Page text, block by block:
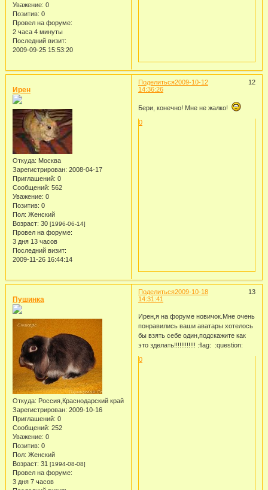
Уважение: 0
Позитив: 0
Провел на форуме:
2 часа 4 минуты
Последний визит:
2009-09-25 15:53:20
Поделиться 12
2009-10-12
14:36:26
Ирен
Откуда: Москва
Зарегистрирован: 2008-04-17
Приглашений: 0
Сообщений: 562
Уважение: 0
Позитив: 0
Пол: Женский
Возраст: 30 [1996-06-14]
Провел на форуме:
3 дня 13 часов
Последний визит:
2009-11-26 16:44:14
Бери, конечно! Мне не жалко!
0
Поделиться 13
2009-10-18
14:31:41
Пушинка
Откуда: Россия,Краснодарский край
Зарегистрирован: 2009-10-16
Приглашений: 0
Сообщений: 252
Уважение: 0
Позитив: 0
Пол: Женский
Возраст: 31 [1994-08-08]
Провел на форуме:
3 дня 7 часов
Ирен,я на форуме новичок.Мне очень
понравились ваши аватары хотелось
бы взять себе один,подскажите как
это зделать!!!!!!!!!!!! :flag: :question:
0